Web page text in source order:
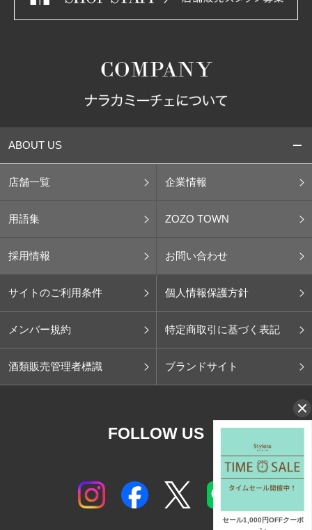
ABOUT US
店舗一覧 企業情報
用語集 ZOZO TOWN
採用情報 お問い合わせ
サイトのご利用条件 個人情報保護方針
メンバー規約 特定商取引に基づく表記
酒類販売管理者標識 ブランドサイト
FOLLOW US
セール1,000円OFFクーポ